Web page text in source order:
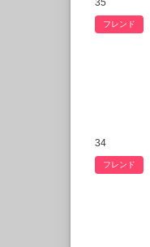
35
フレンド
34
フレンド